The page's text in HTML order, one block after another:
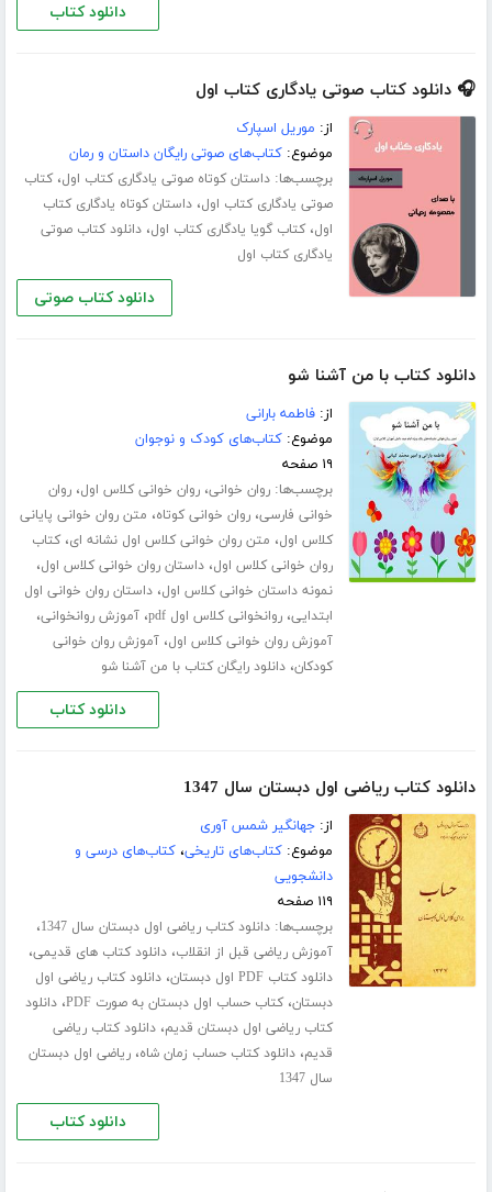
دانلود کتاب
🎧 دانلود کتاب صوتی یادگاری کتاب اول
از: موریل اسپارک
موضوع:کتاب‌های صوتی رایگان داستان و رمان
برچسب‌ها:داستان کوتاه صوتی یادگاری کتاب اول،کتاب
صوتی یادگاری کتاب اول،داستان کوتاه یادگاری کتاب
اول،کتاب گویا یادگاری کتاب اول،دانلود کتاب صوتی
یادگاری کتاب اول
دانلود کتاب صوتی
دانلود کتاب با من آشنا شو
از:فاطمه بارانی
موضوع:کتاب‌های کودک و نوجوان
۱۹ صفحه
برچسب‌ها:روان خوانی،روان خوانی کلاس اول،روان
خوانی فارسی،روان خوانی کوتاه، متن روان خوانی پایانی
کلاس اول، متن روان خوانی کلاس اول نشانه ای،کتاب
روان خوانی کلاس اول،داستان روان خوانی کلاس اول،
نمونه داستان خوانی کلاس اول،داستان روان خوانی اول
ابتدایی،روانخوانی کلاس اول pdf ،آموزش روانخوانی،
آموزش روان خوانی کلاس اول،آموزش روان خوانی
کودکان،دانلود رایگان کتاب با من آشنا شو
دانلود کتاب
دانلود کتاب ریاضی اول دبستان سال 1347
از:جهانگیر شمس آوری
موضوع:کتاب‌های تاریخی،کتاب‌های درسی و
دانشجویی
۱۱۹ صفحه
برچسب‌ها:دانلود کتاب ریاضی اول دبستان سال 1347 ،
آموزش ریاضی قبل از انقلاب،دانلود کتاب های قدیمی،
دانلود کتاب PDF اول دبستان ،دانلود کتاب ریاضی اول
دبستان،کتاب حساب اول دبستان به صورت PDF ،دانلود
کتاب ریاضی اول دبستان قدیم،دانلود کتاب ریاضی
قدیم،دانلود کتاب حساب زمان شاه،ریاضی اول دبستان
سال 1347
دانلود کتاب